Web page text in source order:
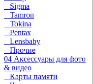
Sigma
Tamron
Tokina
Pentax
Lensbaby
Прочие
04 Аксессуары для фото
& видео
Карты памяти